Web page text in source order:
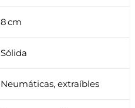
8 cm
Sólida
Neumáticas, extraíbles